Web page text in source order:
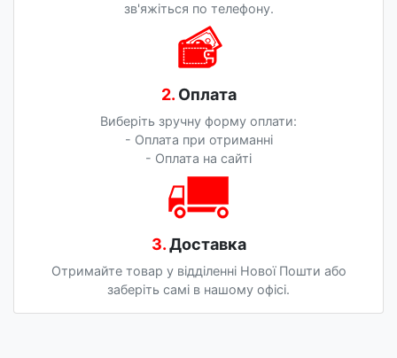
зв'яжіться по телефону.
2.Оплата
Виберіть зручну форму оплати:
- Оплата при отриманні
- Оплата на сайті
3.Доставка
Отримайте товар у відділенні Нової Пошти або
заберіть самі в нашому офісі.